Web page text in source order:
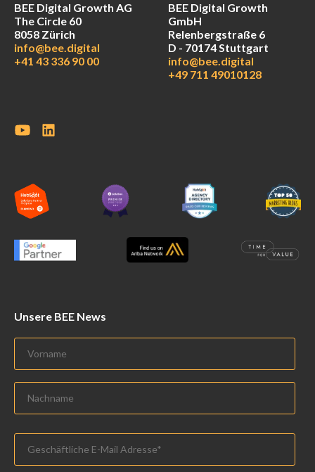
BEE Digital Growth AG
The Circle 60
8058 Zürich
info@bee.digital
+41 43 336 90 00
BEE Digital Growth
GmbH
Relenbergstraße 6
D - 70174 Stuttgart
info@bee.digital
+49 711 49010128
Unsere BEE News